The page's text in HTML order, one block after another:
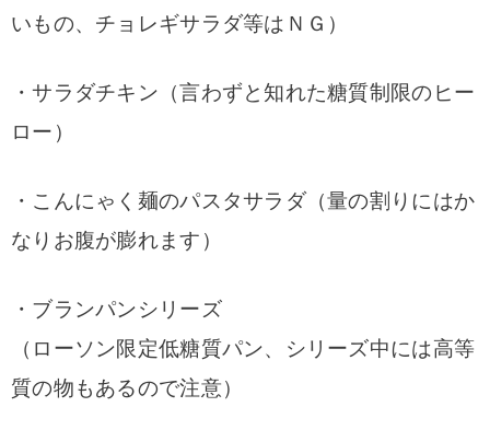
いもの、チョレギサラダ等はＮＧ）
・サラダチキン（言わずと知れた糖質制限のヒー
ロー）
・こんにゃく麺のパスタサラダ（量の割りにはか
なりお腹が膨れます）
・ブランパンシリーズ
（ローソン限定低糖質パン、シリーズ中には高等
質の物もあるので注意）